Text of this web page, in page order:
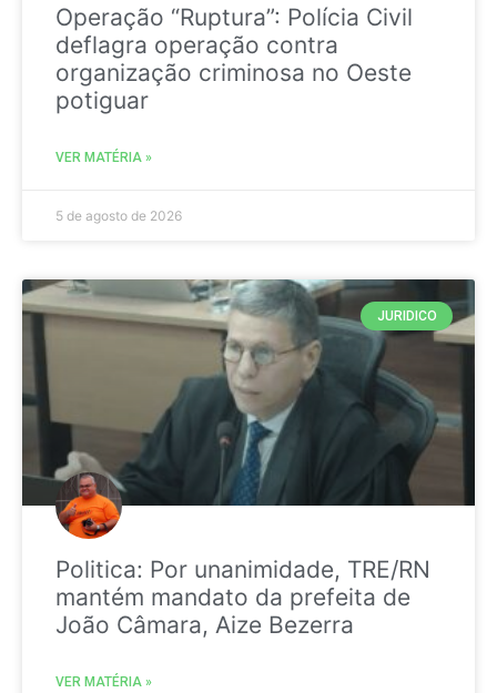
Operação “Ruptura”: Polícia Civil
deflagra operação contra
organização criminosa no Oeste
potiguar
VER MATÉRIA »
5 de agosto de 2026
JURIDICO
Politica: Por unanimidade, TRE/RN
mantém mandato da prefeita de
João Câmara, Aize Bezerra
VER MATÉRIA »